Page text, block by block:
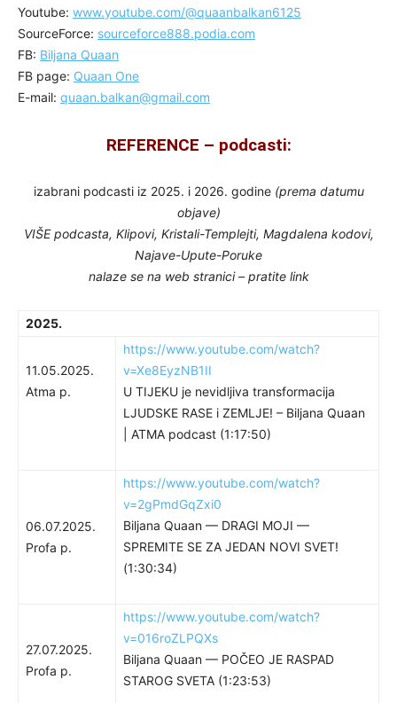
Youtube: www.youtube.com/@quaanbalkan6125
SourceForce: sourceforce888.podia.com
FB: Biljana Quaan
FB page: Quaan One
E-mail: quaan.balkan@gmail.com
REFERENCE – podcasti:
izabrani podcasti iz 2025. i 2026. godine (prema datumu
objave)
VIŠE podcasta, Klipovi, Kristali-Templejti, Magdalena kodovi,
Najave-Upute-Poruke
nalaze se na web stranici – pratite link
2025.
11.05.2025.
Atma p.
https://www.youtube.com/watch?
v=Xe8EyzNB1II
U TIJEKU je nevidljiva transformacija
LJUDSKE RASE i ZEMLJE! – Biljana Quaan
| ATMA podcast (1:17:50)
06.07.2025.
Profa p.
https://www.youtube.com/watch?
v=2gPmdGqZxi0
Biljana Quaan — DRAGI MOJI —
SPREMITE SE ZA JEDAN NOVI SVET!
(1:30:34)
27.07.2025.
Profa p.
https://www.youtube.com/watch?
v=016roZLPQXs
Biljana Quaan — POČEO JE RASPAD
STAROG SVETA (1:23:53)